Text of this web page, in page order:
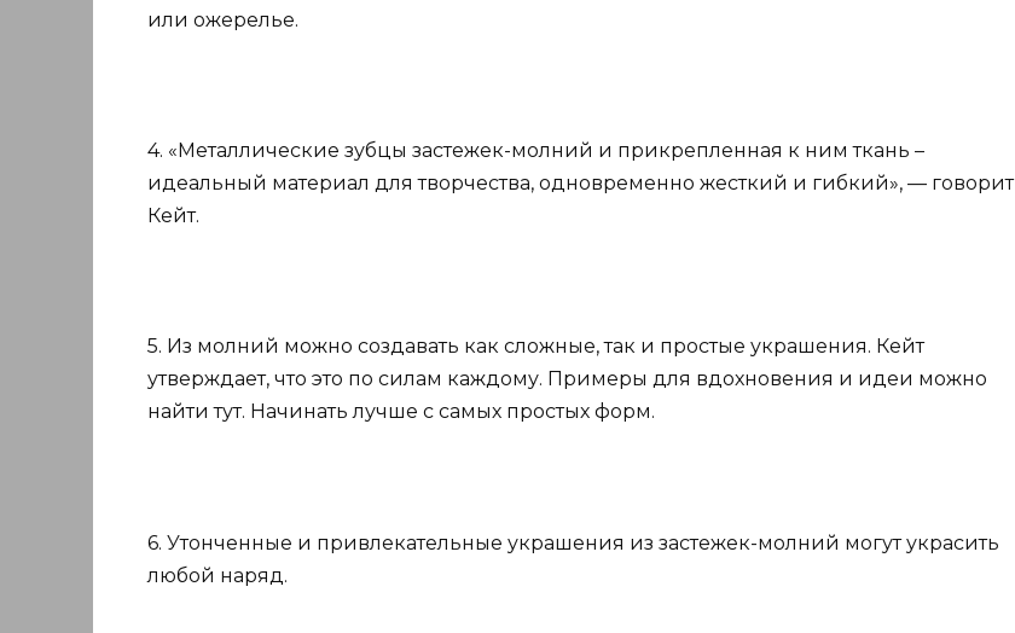
или ожерелье.
4. «Металлические зубцы застежек-молний и прикрепленная к ним ткань –
идеальный материал для творчества, одновременно жесткий и гибкий», — говорит
Кейт.
5. Из молний можно создавать как сложные, так и простые украшения. Кейт
утверждает, что это по силам каждому. Примеры для вдохновения и идеи можно
найти тут. Начинать лучше с самых простых форм.
6. Утонченные и привлекательные украшения из застежек-молний могут украсить
любой наряд.